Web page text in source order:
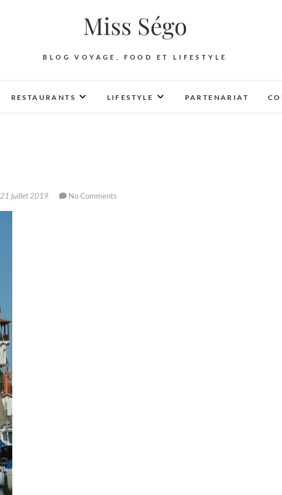
Miss Ségo
BLOG VOYAGE, FOOD ET LIFESTYLE
RESTAURANTS LIFESTYLE PARTENARIAT
21 juillet 2019 No Comments